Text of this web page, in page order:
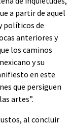
a partir de aquel
políticos de
anteriores y
los caminos
y su
en este
que persiguen
artes”.
al concluir